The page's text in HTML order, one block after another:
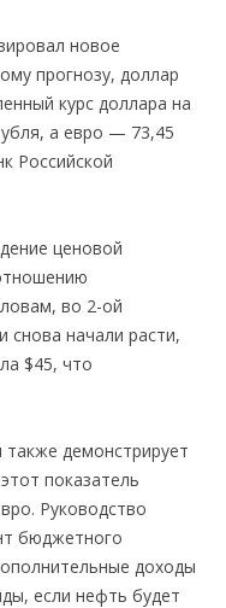
новое
прогнозу, доллар
курс доллара на
а евро — 73,45
Российской
ценовой
во 2-ой
снова начали расти,
$45, что
демонстрирует
показатель
Руководство
бюджетного
доходы
если нефть будет